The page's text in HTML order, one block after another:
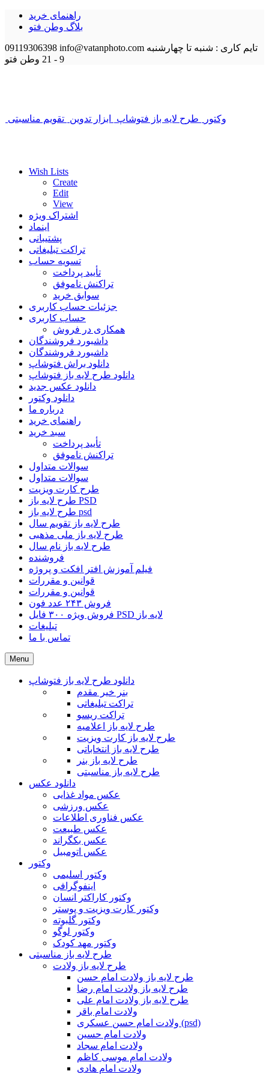
راهنمای خرید
بلاگ وطن فتو
09119306398 info@vatanphoto.com تایم کاری : شنبه تا چهارشنبه
9 - 21
وطن فتو
وکتور طرح لایه باز فتوشاپ ابزار تدوین تقویم مناسبتی
Wish Lists
Create
Edit
View
اشتراک ویژه
اینماد
پشتیبانی
تراکت تبلیغاتی
تسویه حساب
تأیید پرداخت
تراکنش ناموفق
سوابق خرید
جزئیات حساب کاربری
حساب کاربری
همکاری در فروش
داشبورد فروشندگان
داشبورد فروشندگان
دانلود براش فتوشاپ
دانلود طرح لایه باز فتوشاپ
دانلود عکس جدید
دانلود وکتور
درباره ما
راهنمای خرید
سبد خرید
تأیید پرداخت
تراکنش ناموفق
سوالات متداول
سوالات متداول
طرح کارت ویزیت
طرح لایه باز PSD
طرح لایه باز psd
طرح لایه باز تقویم سال
طرح لایه باز ملی مذهبی
طرح لایه باز نام سال
فروشنده
فیلم آموزش افتر افکت و پروژه
قوانین و مقررات
قوانین و مقررات
فروش ۲۴۳ عدد فون
فروش ویژه ۳۰۰ فایل PSD لایه باز
تبلیغات
تماس با ما
Menu
دانلود طرح لایه باز فتوشاپ
بنر خیر مقدم
تراکت تبلیغاتی
تراکت ریسو
طرح لایه باز اعلامیه
طرح لایه باز کارت ویزیت
طرح لایه باز انتخاباتی
طرح لایه باز بنر
طرح لایه باز مناسبتی
دانلود عکس
عکس مواد غذایی
عکس ورزشی
عکس فناوری اطلاعات
عکس طبیعت
عکس بکگراند
عکس اتومبیل
وکتور
وکتور اسلیمی
اینفوگرافی
وکتور کاراکتر انسان
وکتور کارت ویزیت و پوستر
وکتور گلبوته
وکتور لوگو
وکتور مهد کودک
طرح لایه باز مناسبتی
طرح لایه باز ولادت
طرح لایه باز ولادت امام حسن
طرح لایه باز ولادت امام رضا
طرح لایه باز ولادت امام علی
ولادت امام باقر
ولادت امام حسن عسکری (psd)
ولادت امام حسین
ولادت امام سجاد
ولادت امام موسی کاظم
ولادت امام هادی